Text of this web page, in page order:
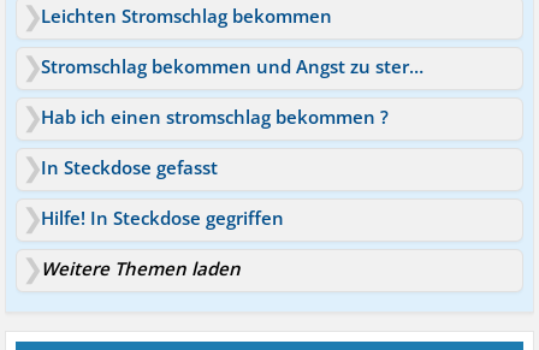
Leichten Stromschlag bekommen
Stromschlag bekommen und Angst zu sterben
Hab ich einen stromschlag bekommen ?
In Steckdose gefasst
Hilfe! In Steckdose gegriffen
Weitere Themen laden